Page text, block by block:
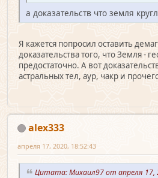
а доказательств что земля
Я кажется попросил оставить
доказательства того, что Земля -
предостаточно. А вот
астральных тел, аур, чакр и
alex333
апреля 17, 2020, 18:52:43
Цитата: Михаил97 от апреля 17,